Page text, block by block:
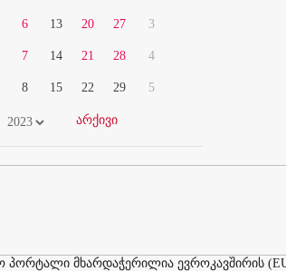
6
7
8
13
14
15
20
21
22
27
28
29
3
4
5
პორტალი მხარდაჭერილია ევროკავშირის